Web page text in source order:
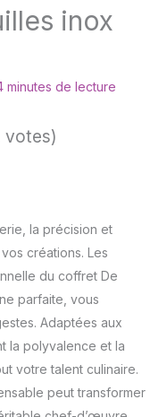
inox
minutes de lecture
votes)
la précision et
créations. Les
du coffret De
parfaite, vous
Adaptées aux
la polyvalence et la
votre talent culinaire.
peut transformer